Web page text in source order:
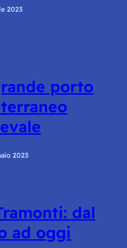
2023
porto
2023
dal
ad oggi